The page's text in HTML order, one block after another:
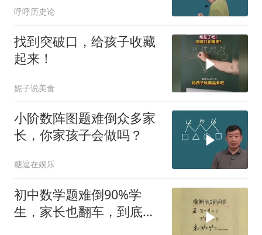
呼呼历史论
找到突破口，给孩子收藏
起来！
妮子说美食
小阶数阵图题难倒众多家
长，你家孩子会做吗？
糖逗在娱乐
初中数学题难倒90%学
生，家长也翻车，到底有